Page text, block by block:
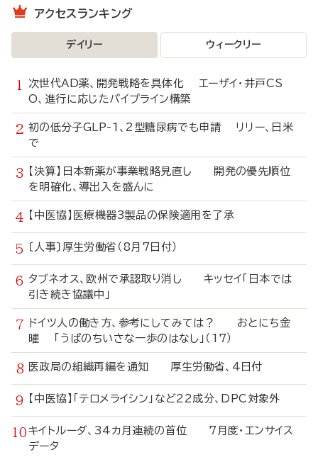
アクセスランキング
デイリー ウィークリー
次世代AD薬、開発戦略を具体化 エーザイ・井戸CS
O、進行に応じたパイプライン構築
初の低分子GLP-1、2型糖尿病でも申請 リリー、日米
で
【決算】日本新薬が事業戦略見直し 開発の優先順位
を明確化、導出入を盛んに
【中医協】医療機器3製品の保険適用を了承
〔人事〕厚生労働省（8月7日付）
タブネオス、欧州で承認取り消し キッセイ「日本では
引き続き協議中」
ドイツ人の働き方、参考にしてみては？ おとにち金
曜 「うぱのちいさな一歩のはなし」（17）
医政局の組織再編を通知 厚生労働省、4日付
【中医協】「テロメライシン」など22成分、DPC対象外
キイトルーダ、34カ月連続の首位 7月度・エンサイス
データ